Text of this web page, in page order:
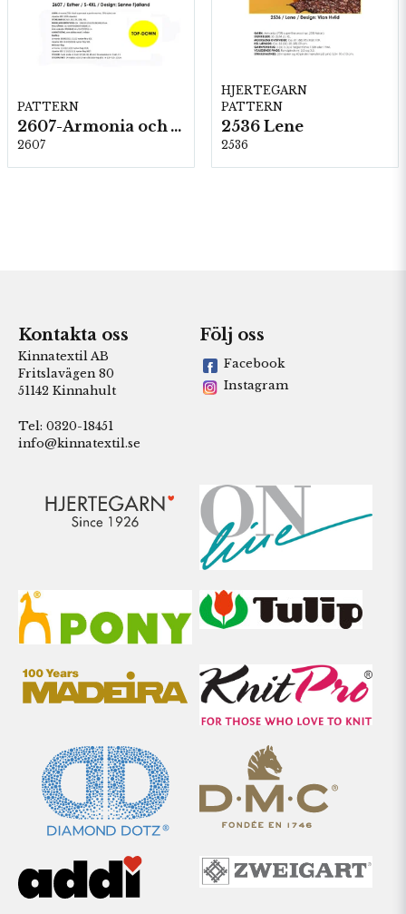
PATTERN
2607-Armonia och Alpaca 400
2607
HJERTEGARN
PATTERN
2536 Lene
2536
Kontakta oss
Kinnatextil AB
Fritslavägen 80
51142 Kinnahult
Tel: 0320-18451
info@kinnatextil.se
Följ oss
Facebook
Instagram